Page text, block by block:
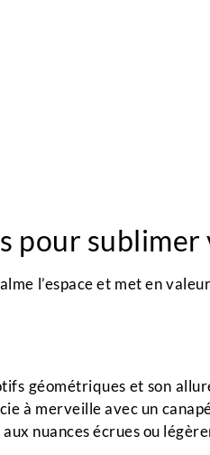
pour
l’espace et met en
géométriques et son
à merveille avec un
nuances écrues ou